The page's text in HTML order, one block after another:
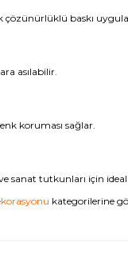
çözünürlüklü baskı
asılabilir.
koruması sağlar.
sanat tutkunları için
kategorilerine